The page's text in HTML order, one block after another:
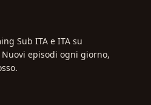
Sub ITA e ITA su
episodi ogni giorno,